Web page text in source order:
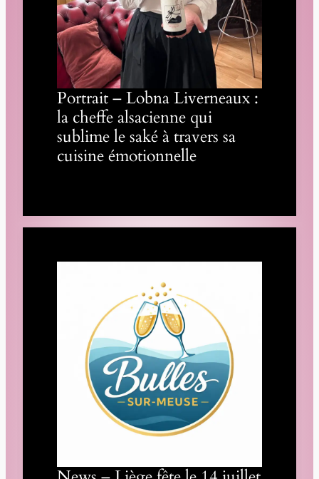
Portrait – Lobna Liverneaux :
la cheffe alsacienne qui
sublime le saké à travers sa
cuisine émotionnelle